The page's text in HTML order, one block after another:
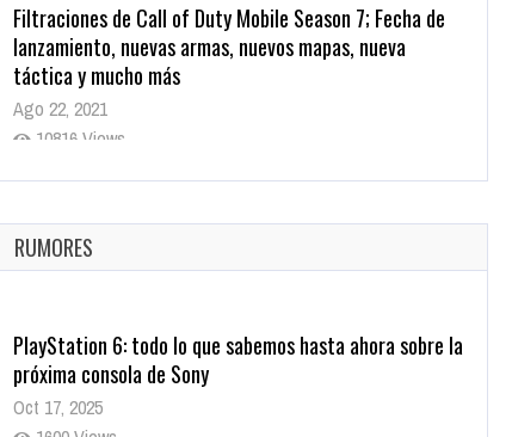
Filtraciones de Call of Duty Mobile Season 7; Fecha de
lanzamiento, nuevas armas, nuevos mapas, nueva
táctica y mucho más
Ago 22, 2021
10816 Views
La configuración de Call of Duty 2021 aparentemente
Ago 8, 2021
10001 Views
RUMORES
PlayStation 6: todo lo que sabemos hasta ahora sobre la
próxima consola de Sony
Oct 17, 2025